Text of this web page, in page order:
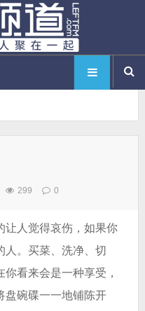
299 0
让人觉得哀伤，如果你
人。买菜、洗净、切
看来会是一种享受，
盘碗碟一一地铺陈开